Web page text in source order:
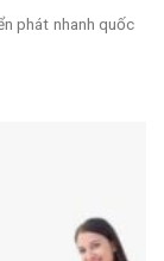
phát nhanh quốc